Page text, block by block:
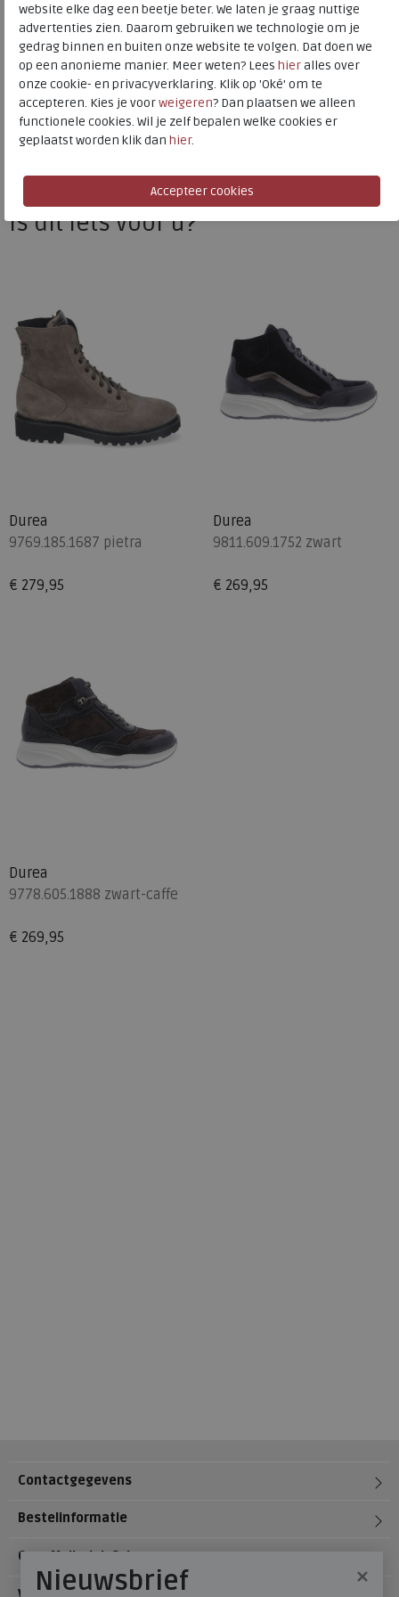
Durea
Toon alles vanDurea
Naar alleveterboots
Naar alleDurea veterboots
Is dit iets voor u?
Durea
9769.185.1687 pietra
€ 279,95
Durea
9811.609.1752 zwart
€ 269,95
Durea
9778.605.1888 zwart-caffe
€ 269,95
Contactgegevens
Bestelinformatie
Over Meijerink Schoenen
×
Nieuwsbrief
website elke dag een beetje beter. We laten je graag nuttige
advertenties zien. Daarom gebruiken we technologie om je
gedrag binnen en buiten onze website te volgen. Dat doen we
op een anonieme manier. Meer weten? Lees hieralles over
onze cookie- en privacyverklaring. Klik op 'Oké' om te
accepteren. Kies je voorweigeren? Dan plaatsen we alleen
functionele cookies. Wil je zelf bepalen welke cookies er
geplaatst worden klik dan hier.